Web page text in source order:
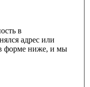
в
адрес или
в форме ниже, и мы